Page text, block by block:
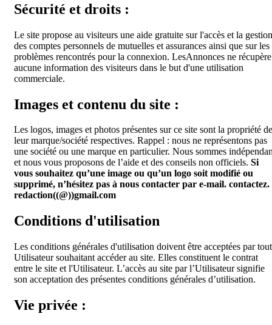
Sécurité et droits :
Le site propose au visiteurs une aide gratuite sur l'accès et la gestion
des comptes personnels de mutuelles et assurances ainsi que sur les
problèmes rencontrés pour la connexion. LesAnnonces ne récupère
aucune information des visiteurs dans le but d'une utilisation
commerciale.
Images et contenu du site :
Les logos, images et photos présentes sur ce site sont la propriété de
leur marque/société respectives. Rappel : nous ne représentons pas
une société ou une marque en particulier. Nous sommes
et nous vous proposons de l’aide et des conseils non officiels. Si
vous souhaitez qu’une image ou qu’un logo soit modifié ou
supprimé, n’hésitez pas à nous contacter par e-mail. contactez.
redaction((@))gmail.com
Conditions d'utilisation
Les conditions générales d'utilisation doivent être acceptées par tout
Utilisateur souhaitant accéder au site. Elles constituent le contrat
entre le site et l'Utilisateur. L’accès au site par l’Utilisateur signifie
son acceptation des présentes conditions générales d’utilisation.
Vie privée :